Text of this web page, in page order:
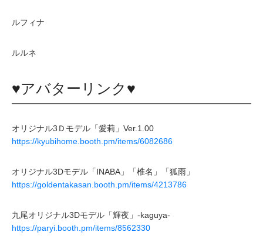
ルフィナ
ルルネ
♥アバターリンク♥
オリジナル3Ｄモデル「愛莉」Ver.1.00
https://kyubihome.booth.pm/items/6082686
オリジナル3Dモデル「INABA」「椎名」「狐雨」
https://goldentakasan.booth.pm/items/4213786
九尾オリジナル3Dモデル「輝夜」-kaguya-
https://paryi.booth.pm/items/8562330